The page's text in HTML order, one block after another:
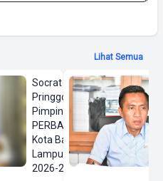
Lihat Semua
Socrat
Pringgodanu
Pimpin
PERBASI
Kota Bandar
Lampung
2026-2030